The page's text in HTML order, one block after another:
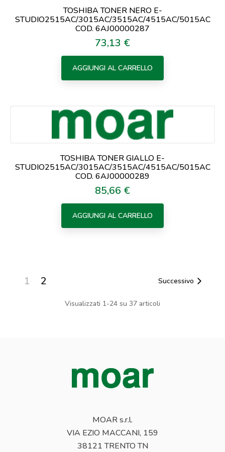
TOSHIBA TONER NERO E-
STUDIO2515AC/3015AC/3515AC/4515AC/5015AC
COD. 6AJ00000287
Prezzo
73,13 €
AGGIUNGI AL CARRELLO
TOSHIBA TONER GIALLO E-
STUDIO2515AC/3015AC/3515AC/4515AC/5015AC
COD. 6AJ00000289
Prezzo
85,66 €
AGGIUNGI AL CARRELLO
1 2 Successivo
Visualizzati 1-24 su 37 articoli
MOAR s.r.l.
VIA EZIO MACCANI, 159
38121 TRENTO TN